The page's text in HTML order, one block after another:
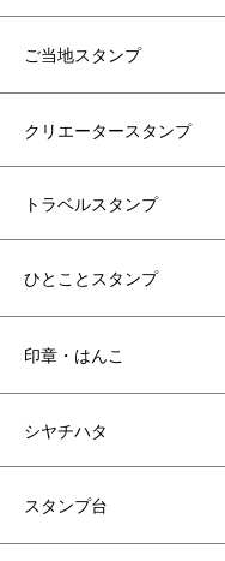
ご当地スタンプ
クリエータースタンプ
トラベルスタンプ
ひとことスタンプ
印章・はんこ
シヤチハタ
スタンプ台